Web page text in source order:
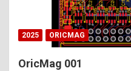
2025 ORICMAG
OricMag 001